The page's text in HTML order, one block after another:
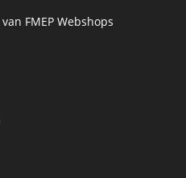
FMEP Webshops